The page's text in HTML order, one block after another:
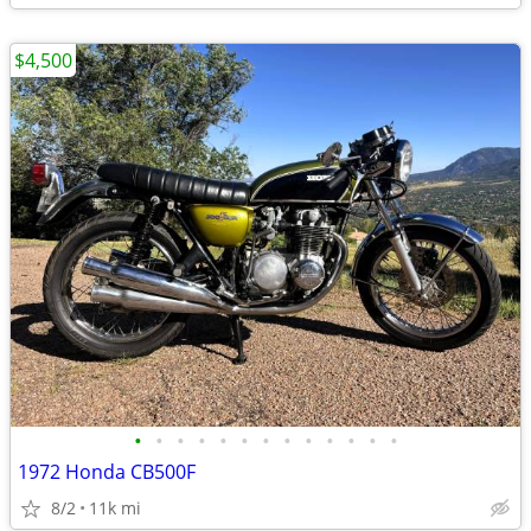
• • • • • • • • • • • • •
1972 Honda CB500F
8/2 11k mi
$4,500